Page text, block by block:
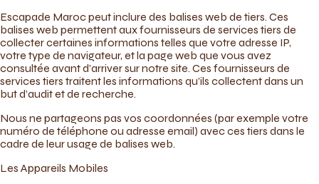
Escapade Maroc peut inclure des balises web de tiers. Ces
balises web permettent aux fournisseurs de services tiers de
collecter certaines informations telles que votre adresse IP,
votre type de navigateur, et la page web que vous avez
consultée avant d’arriver sur notre site. Ces fournisseurs de
services tiers traitent les informations qu’ils collectent dans un
but d’audit et de recherche.
Nous ne partageons pas vos coordonnées (par exemple votre
numéro de téléphone ou adresse email) avec ces tiers dans le
cadre de leur usage de balises web.
Les Appareils Mobiles